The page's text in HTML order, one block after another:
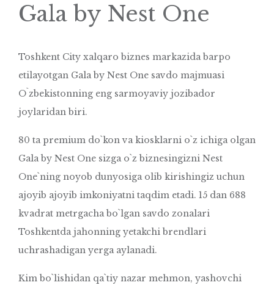
Gala by Nest One
Toshkent City xalqaro biznes markazida barpo
etilayotgan Gala by Nest One savdo majmuasi
O`zbekistonning eng sarmoyaviy jozibador
joylaridan biri.
80 ta premium do`kon va kiosklarni o`z ichiga olgan
Gala by Nest One sizga o`z biznesingizni Nest
One`ning noyob dunyosiga olib kirishingiz uchun
ajoyib ajoyib imkoniyatni taqdim etadi. 15 dan 688
kvadrat metrgacha bo`lgan savdo zonalari
Toshkentda jahonning yetakchi brendlari
uchrashadigan yerga aylanadi.
Kim bo`lishidan qa`tiy nazar mehmon, yashovchi